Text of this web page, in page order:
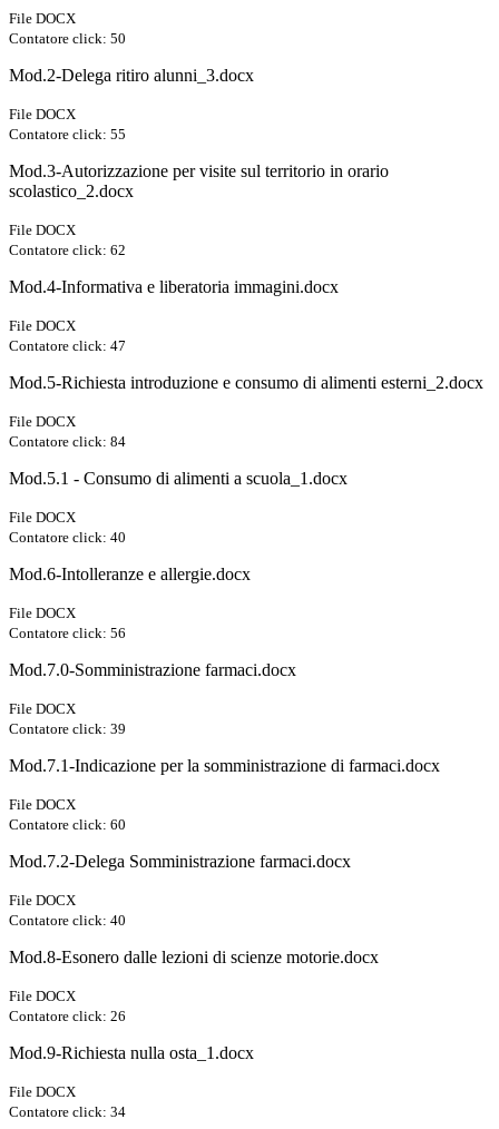
File DOCX
Contatore click: 50
Mod.2-Delega ritiro alunni_3.docx
File DOCX
Contatore click: 55
Mod.3-Autorizzazione per visite sul territorio in orario
scolastico_2.docx
File DOCX
Contatore click: 62
Mod.4-Informativa e liberatoria immagini.docx
File DOCX
Contatore click: 47
Mod.5-Richiesta introduzione e consumo di alimenti esterni_2.docx
File DOCX
Contatore click: 84
Mod.5.1 - Consumo di alimenti a scuola_1.docx
File DOCX
Contatore click: 40
Mod.6-Intolleranze e allergie.docx
File DOCX
Contatore click: 56
Mod.7.0-Somministrazione farmaci.docx
File DOCX
Contatore click: 39
Mod.7.1-Indicazione per la somministrazione di farmaci.docx
File DOCX
Contatore click: 60
Mod.7.2-Delega Somministrazione farmaci.docx
File DOCX
Contatore click: 40
Mod.8-Esonero dalle lezioni di scienze motorie.docx
File DOCX
Contatore click: 26
Mod.9-Richiesta nulla osta_1.docx
File DOCX
Contatore click: 34